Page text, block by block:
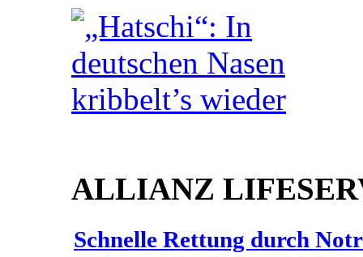
ALLIANZ
Schnelle Rettung durch